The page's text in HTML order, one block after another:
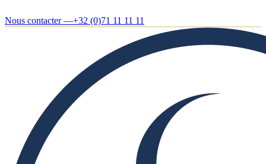
Nous contacter —+32 (0)71 11 11 11